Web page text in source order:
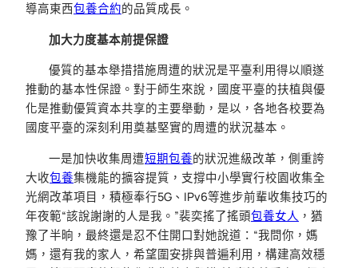
導高東西包養合約的品質成長。
加大力度基本前提保證
優質的基本舉措措施周遭的狀況是平臺利用得以順遂
推動的基本性保證。對于師生來說，國度平臺的扶植與優
化是推動優質資本共享的主要舉動，是以，各地各校要為
國度平臺的深刻利用奠基堅實的周遭的狀況基本。
一是加快收集周遭短期包養的狀況進級改革，側重誇
大收包養集機能的擴容提質，支撐中小學實行校園收集全
光網改革項目，積極奉行5G、IPv6等進步前輩收集技巧的
年夜範“該說謝謝的人是我。”裴奕搖了搖頭包養女人 ，猶
豫了半晌，最終還是忍不住開口對她說道：“我問你，媽
媽，還有我的家人，希望圍安排與普遍利用，構建高效穩